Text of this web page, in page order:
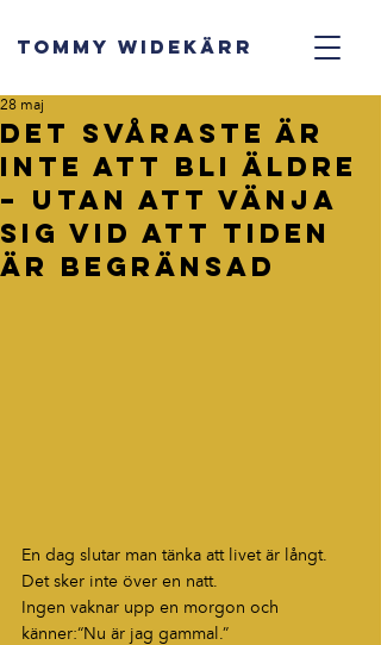
TOMMY WIDEKÄRR
Det svåraste är
inte att bli äldre
– utan att vänja
sig vid att tiden
är begränsad
28 maj
En dag slutar man tänka att livet är långt.
Det sker inte över en natt.
Ingen vaknar upp en morgon och
känner:“Nu är jag gammal.”